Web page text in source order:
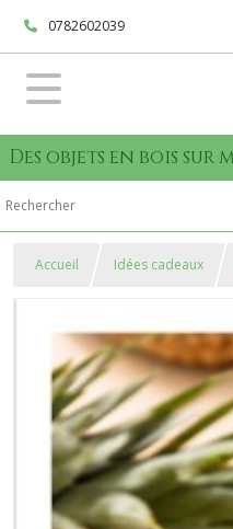
0782602039
Des objets en bois
Accueil Idées cadeaux